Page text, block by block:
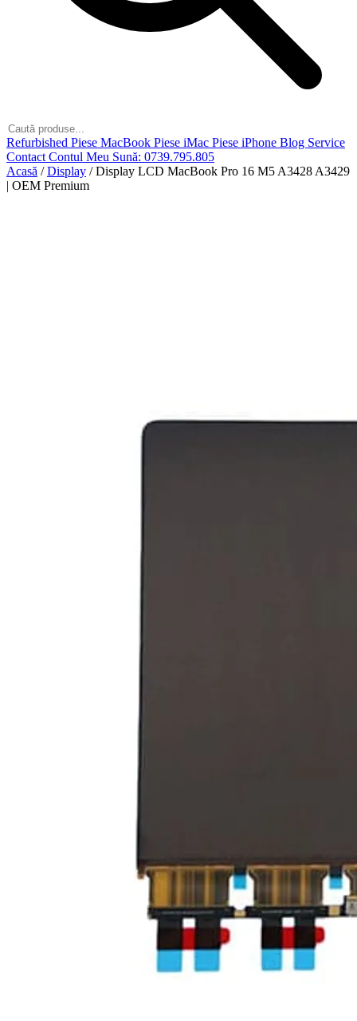
Refurbished Piese MacBook Piese iMac Piese iPhone Blog Service
Contact Contul Meu Sună: 0739.795.805
Acasă / Display / Display LCD MacBook Pro 16 M5 A3428 A3429
| OEM Premium